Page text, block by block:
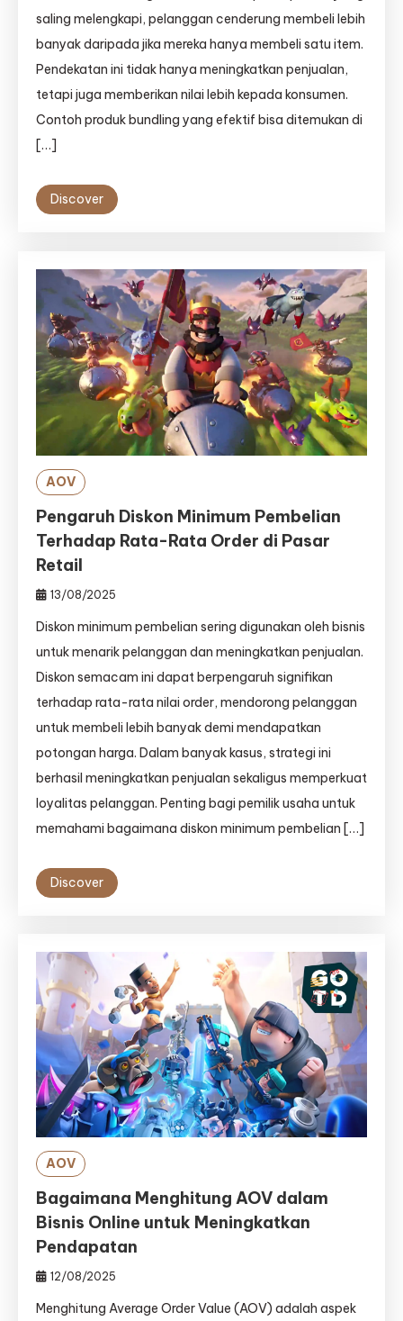
saling melengkapi, pelanggan cenderung membeli lebih
banyak daripada jika mereka hanya membeli satu item.
Pendekatan ini tidak hanya meningkatkan penjualan,
tetapi juga memberikan nilai lebih kepada konsumen.
Contoh produk bundling yang efektif bisa ditemukan di
[…]
Discover
AOV
Pengaruh Diskon Minimum Pembelian
Terhadap Rata-Rata Order di Pasar
Retail
13/08/2025
Diskon minimum pembelian sering digunakan oleh bisnis
untuk menarik pelanggan dan meningkatkan penjualan.
Diskon semacam ini dapat berpengaruh signifikan
terhadap rata-rata nilai order, mendorong pelanggan
untuk membeli lebih banyak demi mendapatkan
potongan harga. Dalam banyak kasus, strategi ini
berhasil meningkatkan penjualan sekaligus memperkuat
loyalitas pelanggan. Penting bagi pemilik usaha untuk
memahami bagaimana diskon minimum pembelian […]
Discover
AOV
Bagaimana Menghitung AOV dalam
Bisnis Online untuk Meningkatkan
Pendapatan
12/08/2025
Menghitung Average Order Value (AOV) adalah aspek